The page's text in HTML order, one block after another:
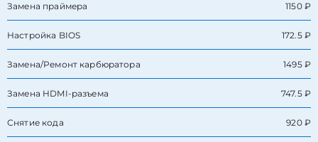
Замена праймера 1150 ₽
Настройка BIOS 172.5 ₽
Замена/Pемонт карбюратора 1495 ₽
Замена HDMI-разъема 747.5 ₽
Снятие кода 920 ₽